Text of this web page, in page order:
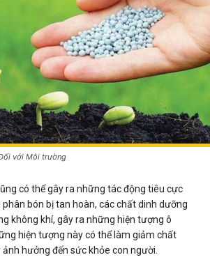
với Môi trường
có thể gây ra những tác động tiêu cực
phân bón bị tan hoàn, các chất dinh dưỡng
không khí, gây ra những hiện tượng ô
hiện tượng này có thể làm giảm chất
ảnh hưởng đến sức khỏe con người.